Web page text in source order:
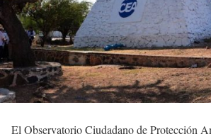
El Observatorio Ciudadano de Protección